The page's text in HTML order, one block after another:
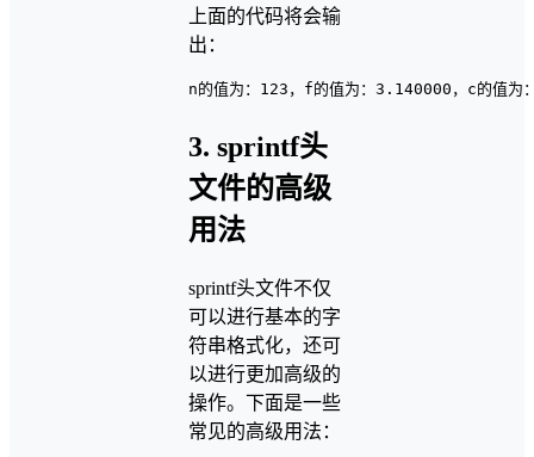
上面的代码将会输
出：
3. sprintf头
文件的高级
用法
sprintf头文件不仅
可以进行基本的字
符串格式化，还可
以进行更加高级的
操作。下面是一些
常见的高级用法：